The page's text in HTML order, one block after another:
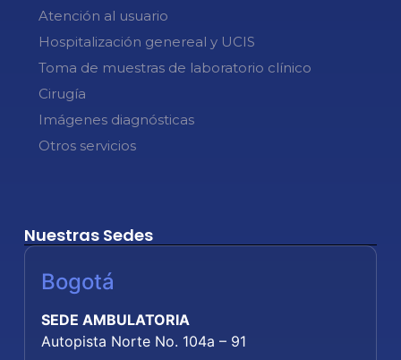
Atención al usuario
Hospitalización genereal y UCIS
Toma de muestras de laboratorio clínico
Cirugía
Imágenes diagnósticas
Otros servicios
Nuestras Sedes
Bogotá
SEDE AMBULATORIA
Autopista Norte No. 104a – 91